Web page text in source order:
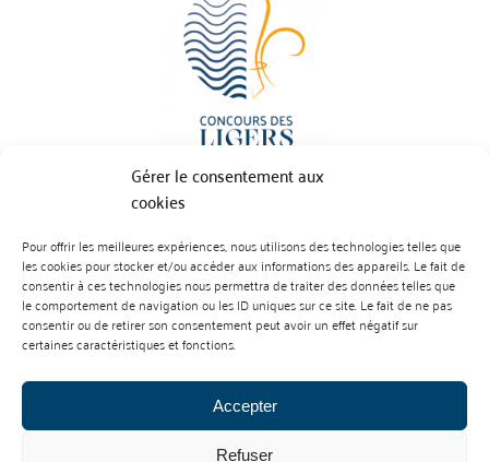
Gérer le consentement aux
cookies
Pour offrir les meilleures expériences, nous utilisons des technologies telles que
les cookies pour stocker et/ou accéder aux informations des appareils. Le fait de
consentir à ces technologies nous permettra de traiter des données telles que
le comportement de navigation ou les ID uniques sur ce site. Le fait de ne pas
consentir ou de retirer son consentement peut avoir un effet négatif sur
certaines caractéristiques et fonctions.
Accepter
Refuser
BP 70023 - 49610 JUIGNE SUR LOIRE
Tél :07 88 99 01 07